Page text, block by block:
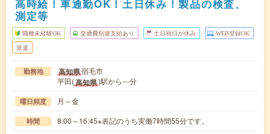
高時給！車通勤OK！土日休み！製品の検査、
測定等
職種未経験OK 交通費別途支給あり 土日祝日が休み WEB登録OK
派遣
勤務地 高知県宿毛市
平田(高知県)駅から---分
曜日頻度 月～金
時間 8:00～16:45※表記のうち実働7時間55分です。